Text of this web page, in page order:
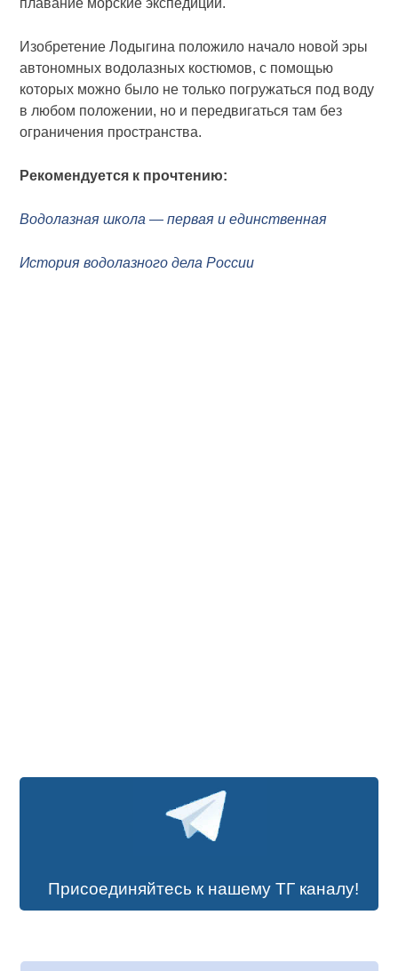
Изобретение Лодыгина положило начало новой эры
автономных водолазных костюмов, с помощью
которых можно было не только погружаться под воду
в любом положении, но и передвигаться там без
ограничения пространства.
Рекомендуется к прочтению:
Водолазная школа — первая и единственная
История водолазного дела России
Присоединяйтесь к нашему ТГ каналу!